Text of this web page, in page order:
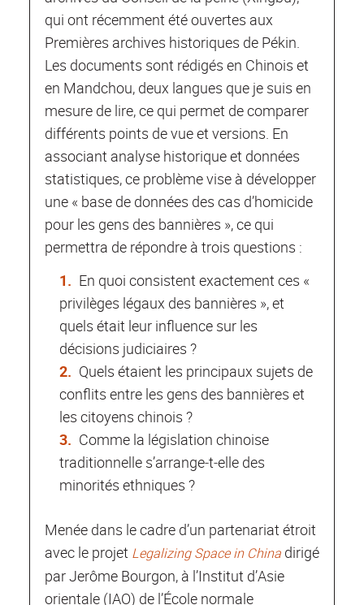
qui ont récemment été ouvertes aux
Premières archives historiques de Pékin.
Les documents sont rédigés en Chinois et
en Mandchou, deux langues que je suis en
mesure de lire, ce qui permet de comparer
différents points de vue et versions. En
associant analyse historique et données
statistiques, ce problème vise à développer
une « base de données des cas d’homicide
pour les gens des bannières », ce qui
permettra de répondre à trois questions :
En quoi consistent exactement ces «
privilèges légaux des bannières », et
quels était leur influence sur les
décisions judiciaires ?
Quels étaient les principaux sujets de
conflits entre les gens des bannières et
les citoyens chinois ?
Comme la législation chinoise
traditionnelle s’arrange‐t‐elle des
minorités ethniques ?
Menée dans le cadre d’un partenariat étroit
avec le projet Legalizing Space in China dirigé
par Jerôme Bourgon, à l’Institut d’Asie
orientale (IAO) de l’École normale